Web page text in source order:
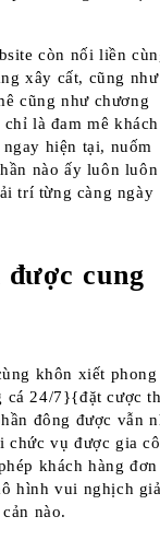
còn nối liền
xây cất, cũng như
cũng như chương
là đam mê khách
hiện tại, nuốm
nào ấy luôn luôn
trí từng càng ngày
được cung
khôn xiết phong
cá 24/7}{đặt cược
đông được vẫn
chức vụ được gia
khách hàng đơn
hình vui nghịch
nào.